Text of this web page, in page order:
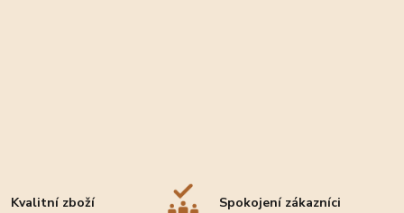
Kvalitní zboží Spokojení zákazníci